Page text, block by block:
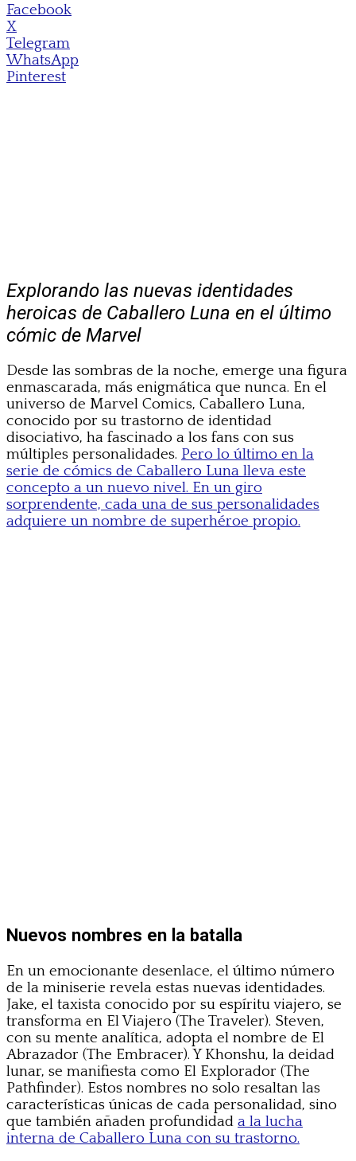
Facebook
X
Telegram
WhatsApp
Pinterest
Explorando las nuevas identidades
heroicas de Caballero Luna en el último
cómic de Marvel
Desde las sombras de la noche, emerge una figura
enmascarada, más enigmática que nunca. En el
universo de Marvel Comics, Caballero Luna,
conocido por su trastorno de identidad
disociativo, ha fascinado a los fans con sus
múltiples personalidades. Pero lo último en la
serie de cómics de Caballero Luna lleva este
concepto a un nuevo nivel. En un giro
sorprendente, cada una de sus personalidades
adquiere un nombre de superhéroe propio.
Nuevos nombres en la batalla
En un emocionante desenlace, el último número
de la miniserie revela estas nuevas identidades.
Jake, el taxista conocido por su espíritu viajero, se
transforma en El Viajero (The Traveler). Steven,
con su mente analítica, adopta el nombre de El
Abrazador (The Embracer). Y Khonshu, la deidad
lunar, se manifiesta como El Explorador (The
Pathfinder). Estos nombres no solo resaltan las
características únicas de cada personalidad, sino
que también añaden profundidad a la lucha
interna de Caballero Luna con su trastorno.